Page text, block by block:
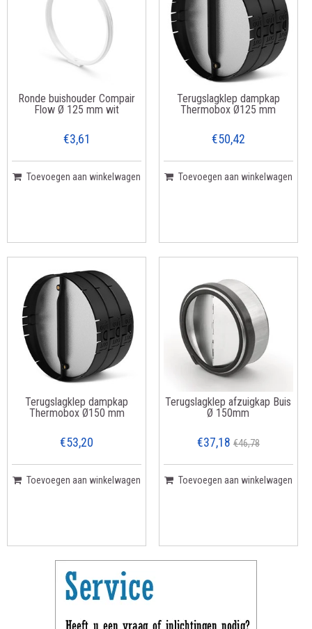
Ronde buishouder Compair
Flow Ø 125 mm wit
€3,61
Toevoegen aan winkelwagen
Terugslagklep dampkap
Thermobox Ø125 mm
€50,42
Toevoegen aan winkelwagen
Terugslagklep dampkap
Thermobox Ø150 mm
€53,20
Toevoegen aan winkelwagen
Terugslagklep afzuigkap Buis
Ø 150mm
€37,18 €46,78
Toevoegen aan winkelwagen